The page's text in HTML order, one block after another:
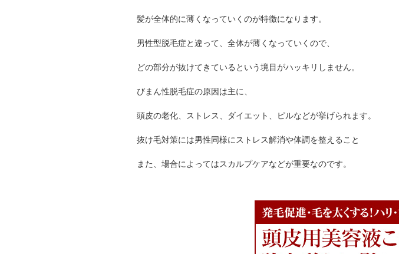
髪が全体的に薄くなっていくのが特徴になります。
男性型脱毛症と違って、全体が薄くなっていくので、
どの部分が抜けてきているという境目がハッキリしません。
びまん性脱毛症の原因は主に、
頭皮の老化、ストレス、ダイエット、ピルなどが挙げられます。
抜け毛対策には男性同様にストレス解消や体調を整えること
また、場合によってはスカルプケアなどが重要なのです。